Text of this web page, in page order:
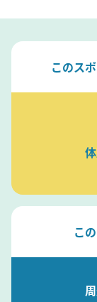
このス
こ